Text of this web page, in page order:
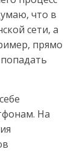
что в
сети, а
прямо
На